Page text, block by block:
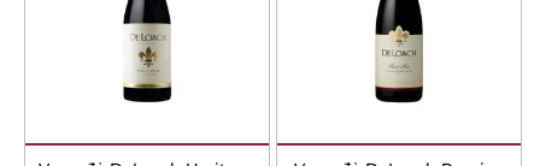
Heritage Reserve Pinot
Russian River Pinot Noir